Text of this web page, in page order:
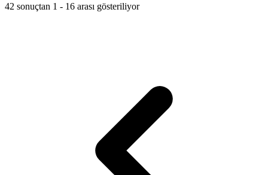
42 sonuçtan 1 - 16 arası gösteriliyor